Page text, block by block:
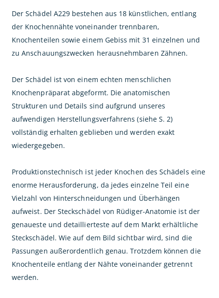
Der Schädel A229 bestehen aus 18 künstlichen, entlang
der Knochennähte voneinander trennbaren,
Knochenteilen sowie einem Gebiss mit 31 einzelnen und
zu Anschauungszwecken herausnehmbaren Zähnen.
Der Schädel ist von einem echten menschlichen
Knochenpräparat abgeformt. Die anatomischen
Strukturen und Details sind aufgrund unseres
aufwendigen Herstellungsverfahrens (siehe S. 2)
vollständig erhalten geblieben und werden exakt
wiedergegeben.
Produktionstechnisch ist jeder Knochen des Schädels eine
enorme Herausforderung, da jedes einzelne Teil eine
Vielzahl von Hinterschneidungen und Überhängen
aufweist. Der Steckschädel von Rüdiger-Anatomie ist der
genaueste und detaillierteste auf dem Markt erhältliche
Steckschädel. Wie auf dem Bild sichtbar wird, sind die
Passungen außerordentlich genau. Trotzdem können die
Knochenteile entlang der Nähte voneinander getrennt
werden.